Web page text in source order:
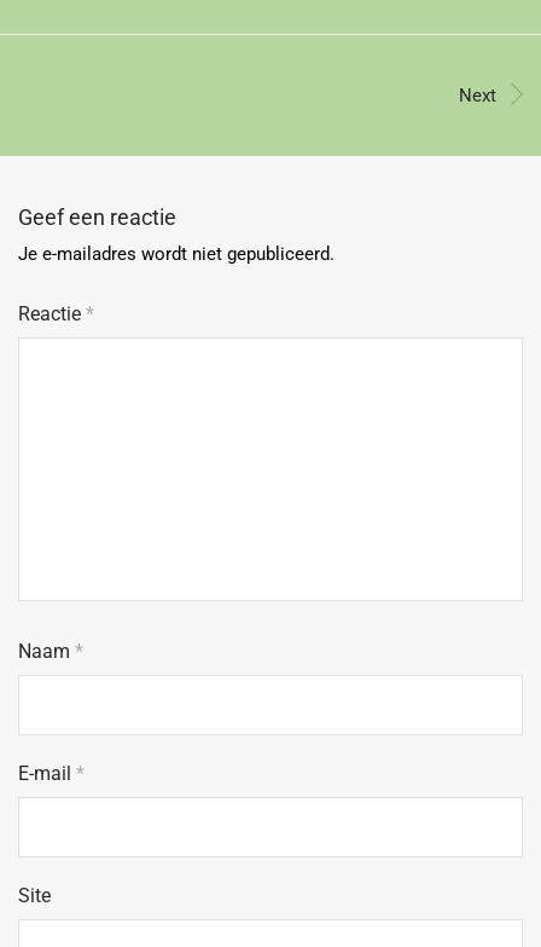
Next
Geef een reactie
Je e-mailadres wordt niet gepubliceerd.
Reactie *
Naam *
E-mail *
Site